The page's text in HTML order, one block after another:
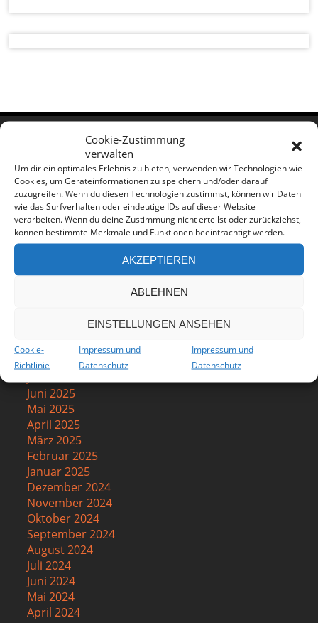
Cookie-Zustimmung
verwalten
Um dir ein optimales Erlebnis zu bieten, verwenden wir Technologien wie
Cookies, um Geräteinformationen zu speichern und/oder darauf
zuzugreifen. Wenn du diesen Technologien zustimmst, können wir Daten
wie das Surfverhalten oder eindeutige IDs auf dieser Website
verarbeiten. Wenn du deine Zustimmung nicht erteilst oder zurückziehst,
können bestimmte Merkmale und Funktionen beeinträchtigt werden.
AKZEPTIEREN
ABLEHNEN
EINSTELLUNGEN ANSEHEN
Cookie-
Richtlinie
Impressum und
Datenschutz
Impressum und
Datenschutz
Juli 2026
Juni 2026
Mai 2026
April 2026
Oktober 2025
September 2025
August 2025
Juni 2025
Mai 2025
April 2025
März 2025
Februar 2025
Januar 2025
Dezember 2024
November 2024
Oktober 2024
September 2024
August 2024
Juli 2024
Juni 2024
Mai 2024
April 2024